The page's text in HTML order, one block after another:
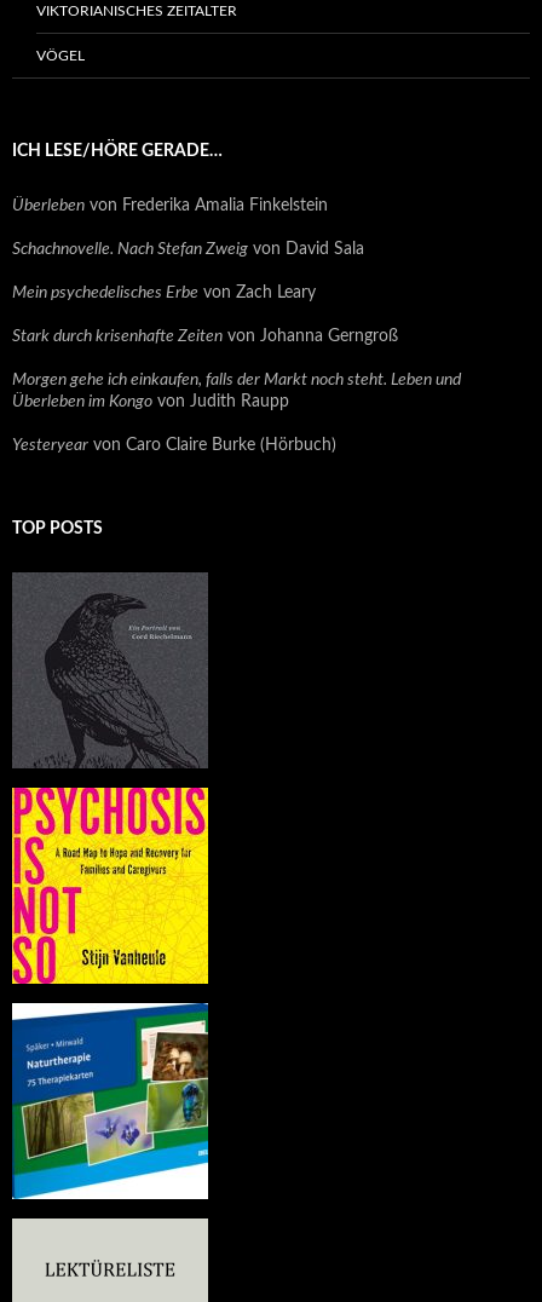
VIKTORIANISCHES ZEITALTER
VÖGEL
ICH LESE/HÖRE GERADE…
Überleben von Frederika Amalia Finkelstein
Schachnovelle. Nach Stefan Zweig von David Sala
Mein psychedelisches Erbe von Zach Leary
Stark durch krisenhafte Zeiten von Johanna Gerngroß
Morgen gehe ich einkaufen, falls der Markt noch steht. Leben und
Überleben im Kongo von Judith Raupp
Yesteryear von Caro Claire Burke (Hörbuch)
TOP POSTS